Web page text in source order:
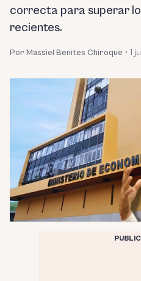
correcta para superar
recientes.
Por Massiel Benites Chiroque • 1